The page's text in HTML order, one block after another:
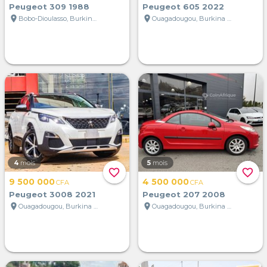
Peugeot 309 1988
location_on
Bobo-Dioulasso, Burkina Faso
Peugeot 605 2022
location_on
Ouagadougou, Burkina Faso
favorite_border
4 mois
9 500 000CFA
Peugeot 3008 2021
location_on
Ouagadougou, Burkina Faso
favorite_border
5 mois
4 500 000CFA
Peugeot 207 2008
location_on
Ouagadougou, Burkina Faso